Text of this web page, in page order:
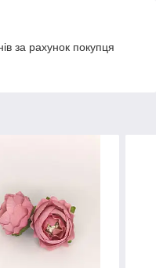
за рахунок покупця